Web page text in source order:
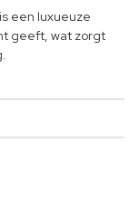
een luxueuze
geeft, wat zorgt